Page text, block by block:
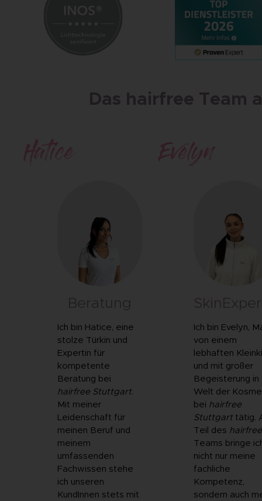
Das hairfree Team
Beratung
Ich bin Hatice, eine
stolze Türkin und
Expertin für
kompetente
Beratung bei
hairfree Stuttgart.
Mit meiner
Leidenschaft für
meinen Beruf und
meinem
umfassenden
Fachwissen stehe
ich unseren
KundInnen stets mit
Ich bin Evelyn,
von einem
lebhaften
und mit großer
Begeisterung in
Welt der
bei hairfree
Stuttgarttätig.
Teil des hairfree
Teams bringe
nicht nur meine
fachliche
Kompetenz,
sondern auch